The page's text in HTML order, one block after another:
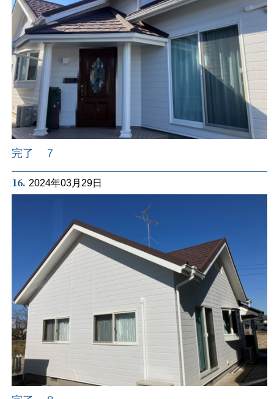
完了 ７
16. 2024年03月29日